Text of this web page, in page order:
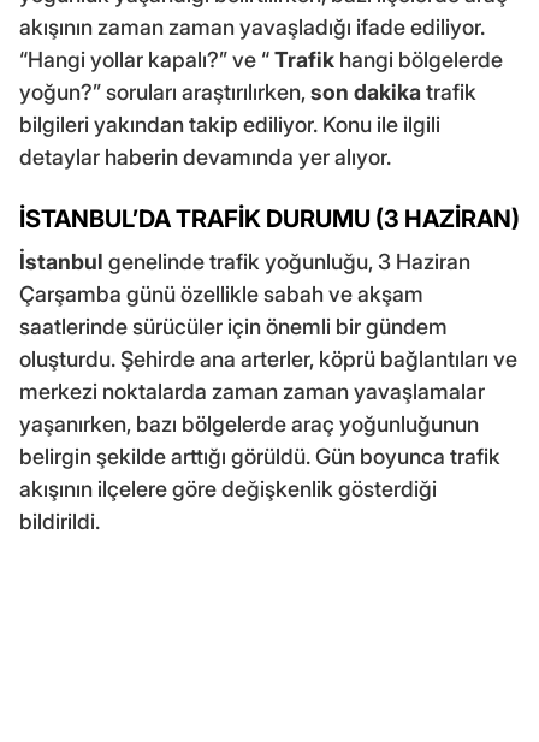
akışının zaman zaman yavaşladığı ifade ediliyor.
“Hangi yollar kapalı?” ve “Trafik hangi bölgelerde
yoğun?” soruları araştırılırken,son dakika trafik
bilgileri yakından takip ediliyor. Konu ile ilgili
detaylar haberin devamında yer alıyor.
İSTANBUL’DA TRAFİK DURUMU (3 HAZİRAN)
İstanbul genelinde trafik yoğunluğu, 3 Haziran
Çarşamba günü özellikle sabah ve akşam
saatlerinde sürücüler için önemli bir gündem
oluşturdu. Şehirde ana arterler, köprü bağlantıları ve
merkezi noktalarda zaman zaman yavaşlamalar
yaşanırken, bazı bölgelerde araç yoğunluğunun
belirgin şekilde arttığı görüldü. Gün boyunca trafik
akışının ilçelere göre değişkenlik gösterdiği
bildirildi.